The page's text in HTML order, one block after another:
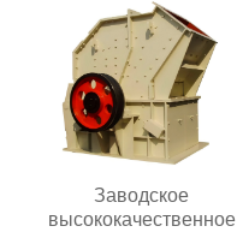
Заводское
высококачественное